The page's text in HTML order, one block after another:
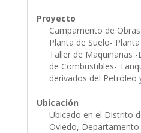
Proyecto
Campamento de
Planta de Suelo-
Taller de Maquinarias
de Combustibles-
derivados del Petróleo
Ubicación
Ubicado en el Distrito
Oviedo, Departamento